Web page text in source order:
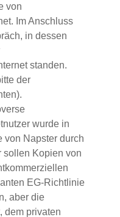
von
Im Anschluss
in dessen
standen.
der
wurde in
von Napster durch
sollen Kopien von
EG-Richtlinie
aber die
dem privaten